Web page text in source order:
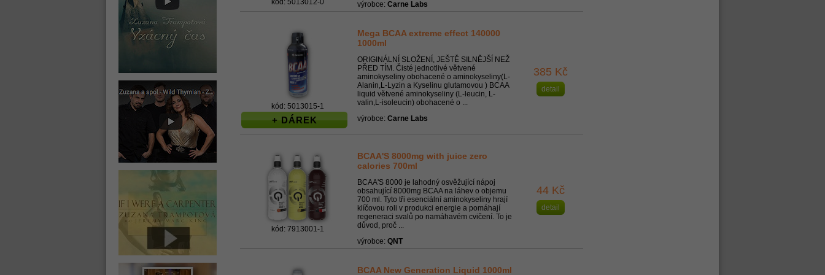
kód: 5013012-0
výrobce: Carne Labs
kód: 5013015-1
+ DÁREK
Mega BCAA extreme effect 140000
1000ml
ORIGINÁLNÍ SLOŽENÍ, JEŠTĚ SILNĚJŠÍ NEŽ
PŘED TÍM. Čisté jednotlivé větvené
aminokyseliny obohacené o aminokyseliny(L-
Alanin,L-Lyzin a Kyselinu glutamovou ) BCAA
liquid větvené aminokyseliny (L-leucin, L-
valin,L-isoleucin) obohacené o ...
výrobce: Carne Labs
385 Kč
detail
kód: 7913001-1
BCAA'S 8000mg with juice zero
calories 700ml
BCAA'S 8000 je lahodný osvěžující nápoj
obsahující 8000mg BCAA na láhev o objemu
700 ml. Tyto tři esenciální aminokyseliny hrají
klíčovou roli v produkci energie a pomáhají
regeneraci svalů po namáhavém cvičení. To je
důvod, proč ...
výrobce: QNT
44 Kč
detail
BCAA New Generation Liquid 1000ml